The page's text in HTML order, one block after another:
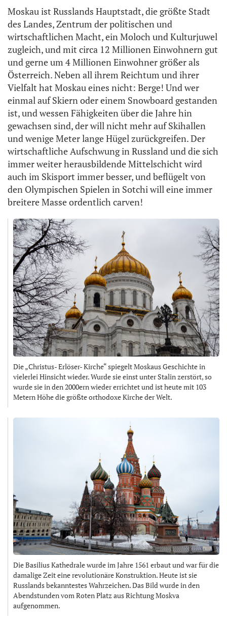
Moskau ist Russlands Hauptstadt, die größte Stadt
des Landes, Zentrum der politischen und
wirtschaftlichen Macht, ein Moloch und Kulturjuwel
zugleich, und mit circa 12 Millionen Einwohnern gut
und gerne um 4 Millionen Einwohner größer als
Österreich. Neben all ihrem Reichtum und ihrer
Vielfalt hat Moskau eines nicht: Berge! Und wer
einmal auf Skiern oder einem Snowboard gestanden
ist, und wessen Fähigkeiten über die Jahre hin
gewachsen sind, der will nicht mehr auf Skihallen
und wenige Meter lange Hügel zurückgreifen. Der
wirtschaftliche Aufschwung in Russland und die sich
immer weiter herausbildende Mittelschicht wird
auch im Skisport immer besser, und beflügelt von
den Olympischen Spielen in Sotchi will eine immer
breitere Masse ordentlich carven!
Die „Christus- Erlöser- Kirche“ spiegelt Moskaus Geschichte in
vielerlei Hinsicht wieder. Wurde sie einst unter Stalin zerstört, so
wurde sie in den 2000ern wieder errichtet und ist heute mit 103
Metern Höhe die größte orthodoxe Kirche der Welt.
Die Basilius Kathedrale wurde im Jahre 1561 erbaut und war für die
damalige Zeit eine revolutionäre Konstruktion. Heute ist sie
Russlands bekanntestes Wahrzeichen. Das Bild wurde in den
Abendstunden vom Roten Platz aus Richtung Moskva
aufgenommen.